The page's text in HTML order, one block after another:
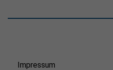
Impressum